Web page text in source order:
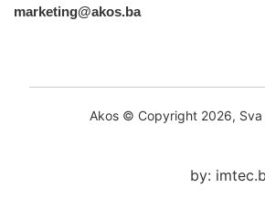
marketing@akos.ba
Akos © Copyright 2026,
by: